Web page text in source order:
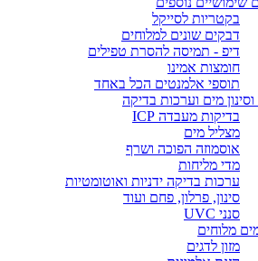
בקטריות לסייקל
דבקים שונים למלוחים
דיפ - תמיסה להסרת טפילים
חומצות אמינו
תוספי אלמנטים הכל באחד
וסינון מים וערכות בדיקה
בדיקות מעבדה ICP
מצליל מים
אוסמוזה הפוכה ושרף
מדי מליחות
ערכות בדיקה ידניות ואוטומטיות
סינון, פרלון, פחם ועוד
סנני UVC
מלוחים
מזון לדגים